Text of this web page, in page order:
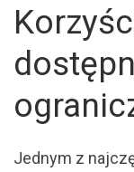
Jednym z